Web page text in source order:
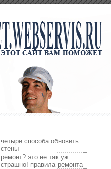
четыре способа обновить
стены
ремонт? это не так уж
страшно! правила ремонта